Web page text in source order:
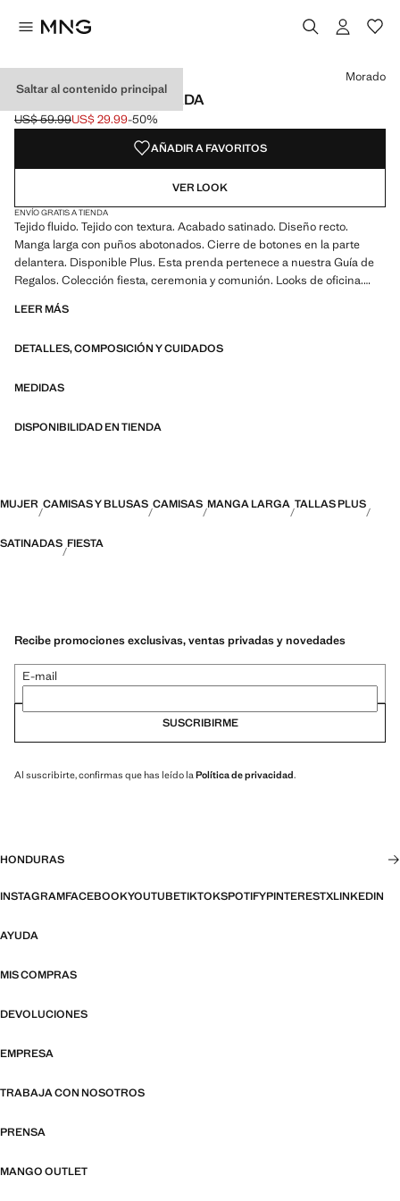
Saltar al contenido principal
CAMISA FLUIDA SATINADA
Precio inicial tachado [US$ 59.99 ]
US$ 59.99
Precio actual [US$ 29.99 ]
US$ 29.99-50%
Selecciona un color
Color Esmeralda
Color Negro
Color Blanco roto
Color Morado seleccionado
Morado
AÑADIR A FAVORITOS
VER LOOK
ENVÍO GRATIS A TIENDA
Tejido fluido. Tejido con textura. Acabado satinado. Diseño recto.
Manga larga con puños abotonados. Cierre de botones en la parte
delantera. Disponible Plus. Esta prenda pertenece a nuestra Guía de
Regalos. Colección fiesta, ceremonia y comunión. Looks de oficina.
Largo Standard. Largo manga Larga. Diseño estándar. Silueta Recto.
Delantero. Tejido ligero. Cuello solapa Camisero. Estampado Rayas.
Estampado Sin Estampado. Fantasia Sin Fantasía. Regular fit
LEER MÁS
DETALLES, COMPOSICIÓN Y CUIDADOS
MEDIDAS
DISPONIBILIDAD EN TIENDA
MUJER CAMISAS Y BLUSAS CAMISAS MANGA LARGA TALLAS PLUS
SATINADAS FIESTA
Recibe promociones exclusivas, ventas privadas y novedades
E-mail
SUSCRIBIRME
Al suscribirte, confirmas que has leído la Política de privacidad.
HONDURAS
INSTAGRAMFACEBOOKYOUTUBETIKTOKSPOTIFYPINTERESTXLINKEDIN
AYUDA
MIS COMPRAS
DEVOLUCIONES
EMPRESA
TRABAJA CON NOSOTROS
PRENSA
MANGO OUTLET